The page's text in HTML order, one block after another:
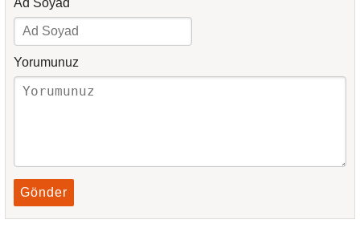
Ad Soyad
Yorumunuz
Gönder